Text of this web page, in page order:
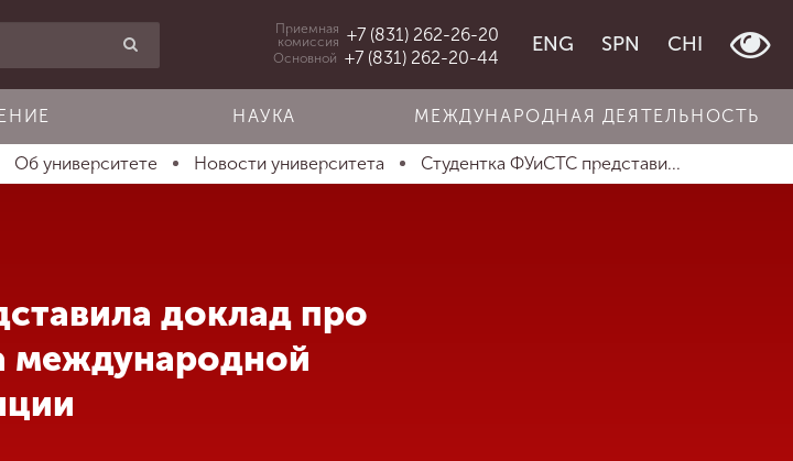
Приемная
комиссия +7 (831) 262-26-20
Основной +7 (831) 262-20-44
ENG SPN CHI
НАУКА МЕЖДУНАРОДНАЯ ДЕЯТЕЛЬНОСТЬ
Об университете Новости университета Студентка ФУиСТС представи...
доклад про
международной